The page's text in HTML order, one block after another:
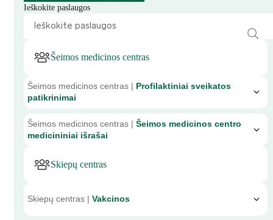
Ieškokite paslaugos
Šeimos medicinos centras
Šeimos medicinos centras | Profilaktiniai sveikatos
patikrinimai
Šeimos medicinos centras | Šeimos medicinos centro
medicininiai išrašai
Skiepų centras
Skiepų centras | Vakcinos